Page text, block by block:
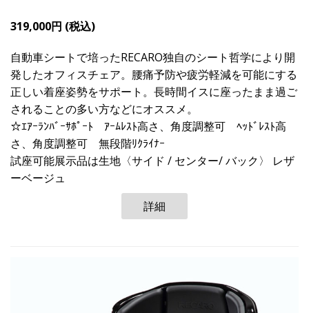
319,000円 (税込)
自動車シートで培ったRECARO独自のシート哲学により開
発したオフィスチェア。腰痛予防や疲労軽減を可能にする
正しい着座姿勢をサポート。長時間イスに座ったまま過ご
されることの多い方などにオススメ。
☆ｴｱｰﾗﾝﾊﾞｰｻﾎﾟｰﾄ ｱｰﾑﾚｽﾄ高さ、角度調整可 ﾍｯﾄﾞﾚｽﾄ高
さ、角度調整可 無段階ﾘｸﾗｲﾅｰ
試座可能展示品は生地〈サイド / センター/ バック〉 レザ
ーベージュ
詳細